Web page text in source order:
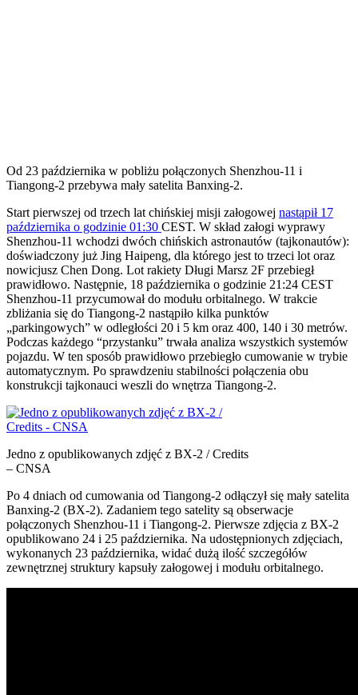
Od 23 października w pobliżu połączonych Shenzhou-11 i
Tiangong-2 przebywa mały satelita Banxing-2.
Start pierwszej od trzech lat chińskiej misji załogowej nastąpił 17
października o godzinie 01:30 CEST. W skład załogi wyprawy
Shenzhou-11 wchodzi dwóch chińskich astronautów (tajkonautów):
doświadczony już Jing Haipeng, dla którego jest to trzeci lot oraz
nowicjusz Chen Dong. Lot rakiety Długi Marsz 2F przebiegł
prawidłowo. Następnie, 18 października o godzinie 21:24 CEST
Shenzhou-11 przycumował do modułu orbitalnego. W trakcie
zbliżania się do Tiangong-2 nastąpiło kilka punktów
„parkingowych” w odległości 20 i 5 km oraz 400, 140 i 30 metrów.
Podczas każdego “przystanku” trwała analiza wszystkich systemów
pojazdu. W ten sposób prawidłowo przebiegło cumowanie w trybie
automatycznym. Po sprawdzeniu stabilności połączenia obu
konstrukcji tajkonauci weszli do wnętrza Tiangong-2.
Jedno z opublikowanych zdjęć z BX-2 / Credits
– CNSA
Po 4 dniach od cumowania od Tiangong-2 odłączył się mały satelita
Banxing-2 (BX-2). Zadaniem tego satelity są obserwacje
połączonych Shenzhou-11 i Tiangong-2. Pierwsze zdjęcia z BX-2
opublikowano 24 i 25 października. Na udostępnionych zdjęciach,
wykonanych 23 października, widać dużą ilość szczegółów
zewnętrznej struktury kapsuły załogowej i modułu orbitalnego.